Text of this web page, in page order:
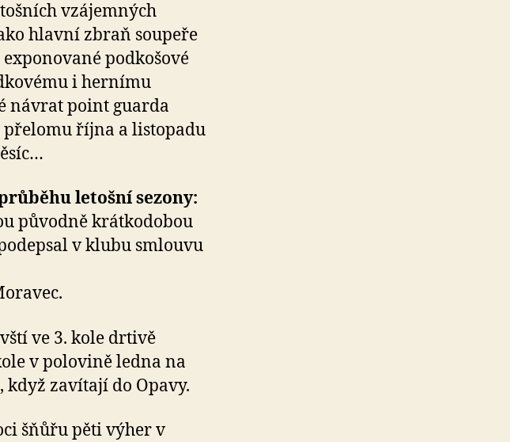
vzájemných
hlavní zbraň soupeře
podkošové
i hernímu
návrat point guarda
přelomu října a listopadu
letošní sezony:
původně krátkodobou
v klubu smlouvu
ve 3. kole drtivě
v polovině ledna na
když zavítají do Opavy.
šňůřu pěti výher v